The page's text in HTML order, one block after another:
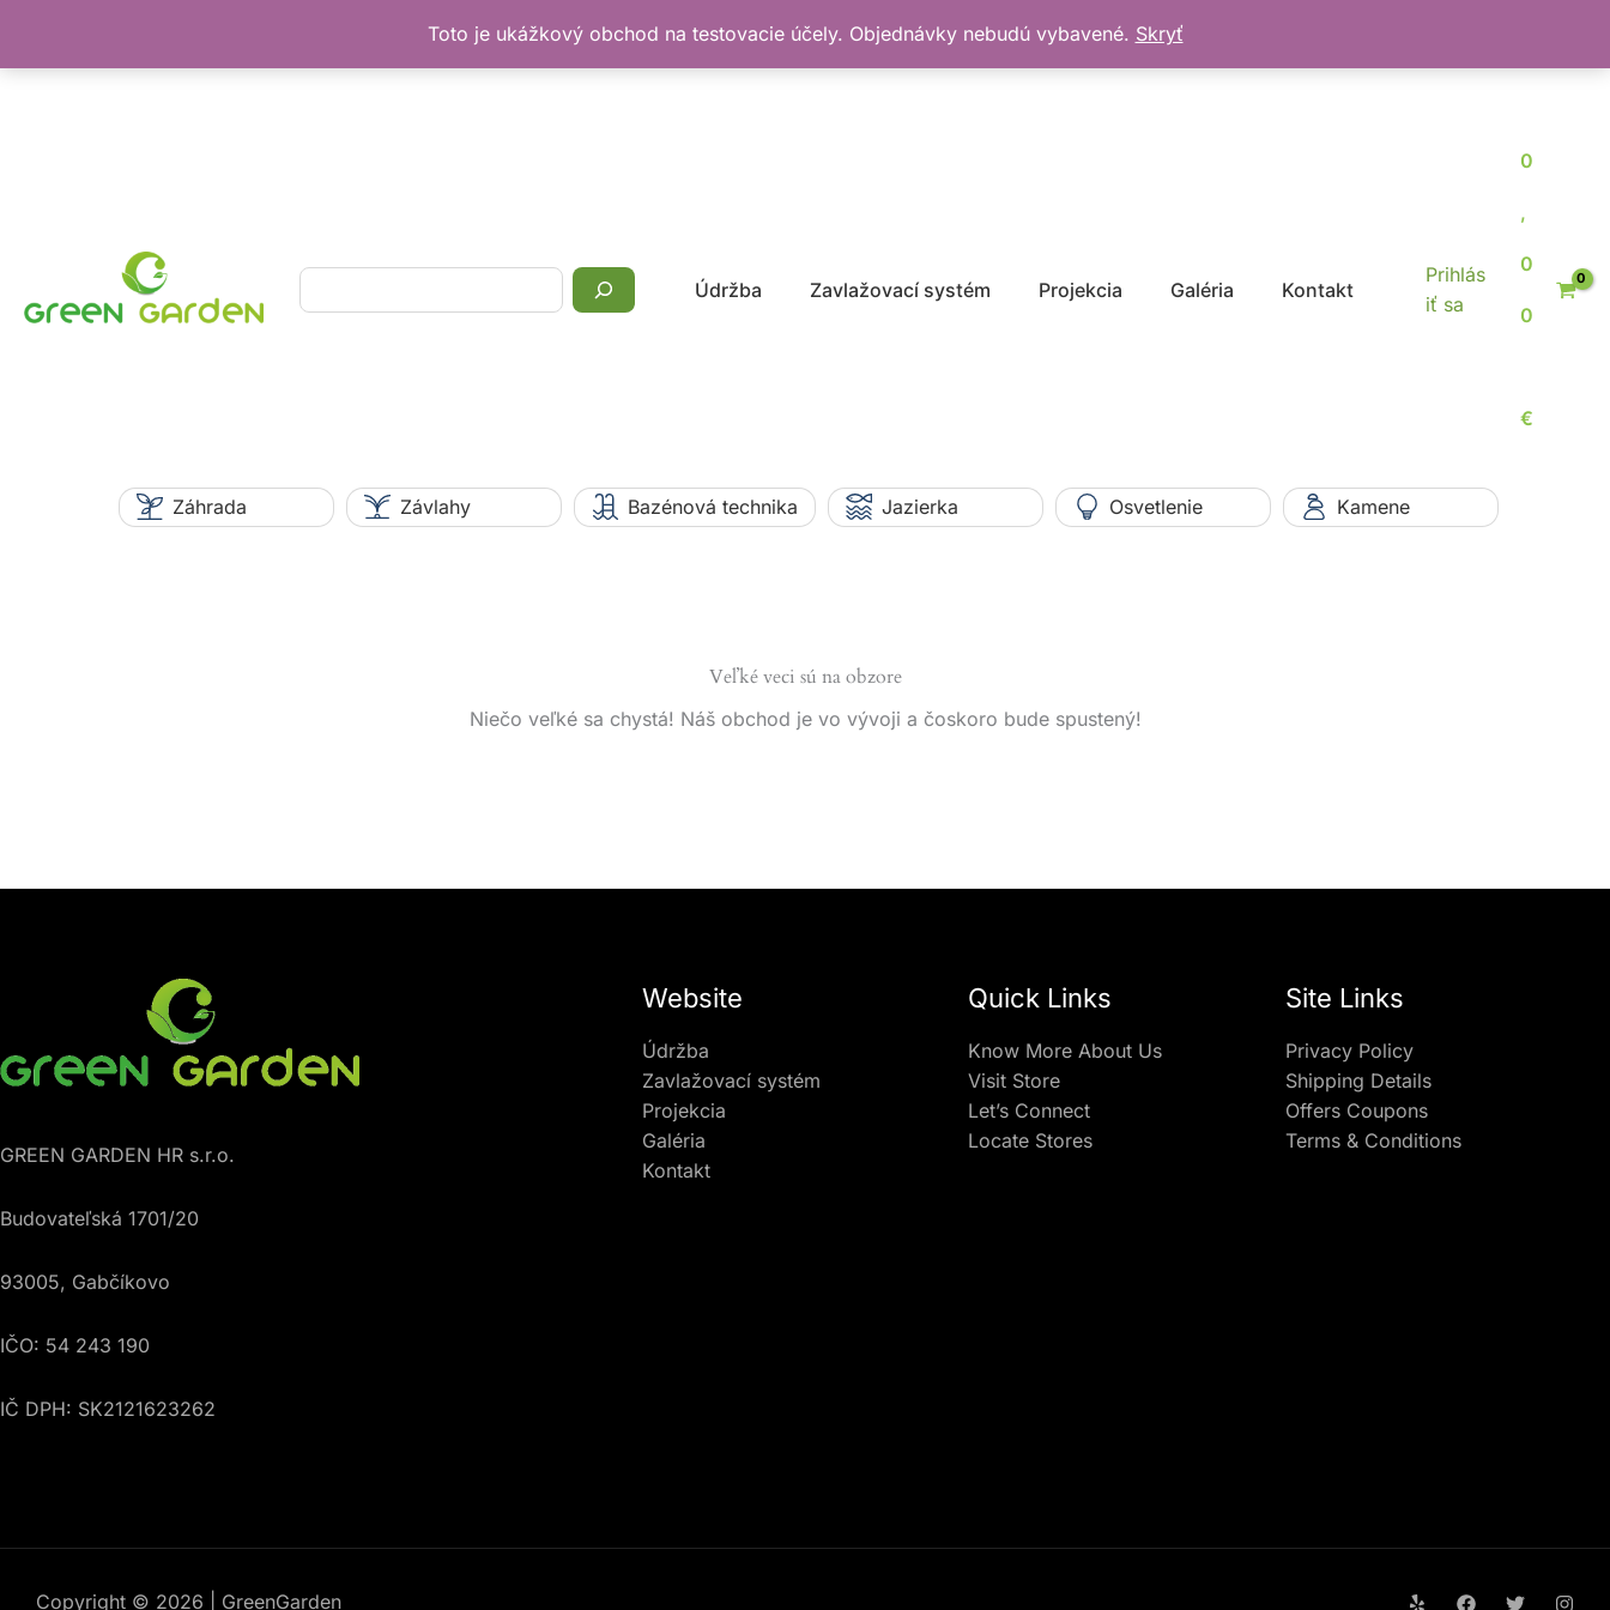
Toto je ukážkový obchod na testovacie účely. Objednávky nebudú vybavené. Skryť
Údržba Zavlažovací systém Projekcia Galéria Kontakt
Prihlás
iť sa
0
,
0
0
€
Záhrada Závlahy Bazénová technika Jazierka Osvetlenie Kamene
Veľké veci sú na obzore
Niečo veľké sa chystá! Náš obchod je vo vývoji a čoskoro bude spustený!
GREEN GARDEN HR s.r.o.
Budovateľská 1701/20
93005, Gabčíkovo
IČO: 54 243 190
IČ DPH: SK2121623262
Website
Údržba
Zavlažovací systém
Projekcia
Galéria
Kontakt
Quick Links
Know More About Us
Visit Store
Let’s Connect
Locate Stores
Site Links
Privacy Policy
Shipping Details
Offers Coupons
Terms & Conditions
Copyright © 2026 | GreenGarden